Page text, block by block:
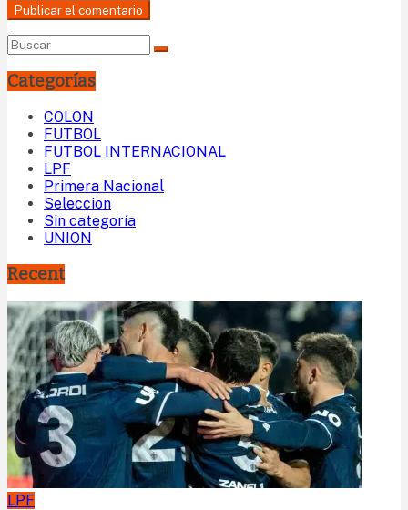
Categorías
COLON
FUTBOL
FUTBOL INTERNACIONAL
LPF
Primera Nacional
Seleccion
Sin categoría
UNION
Recent
LPF